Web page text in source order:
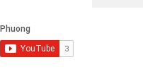
cấu hình máy